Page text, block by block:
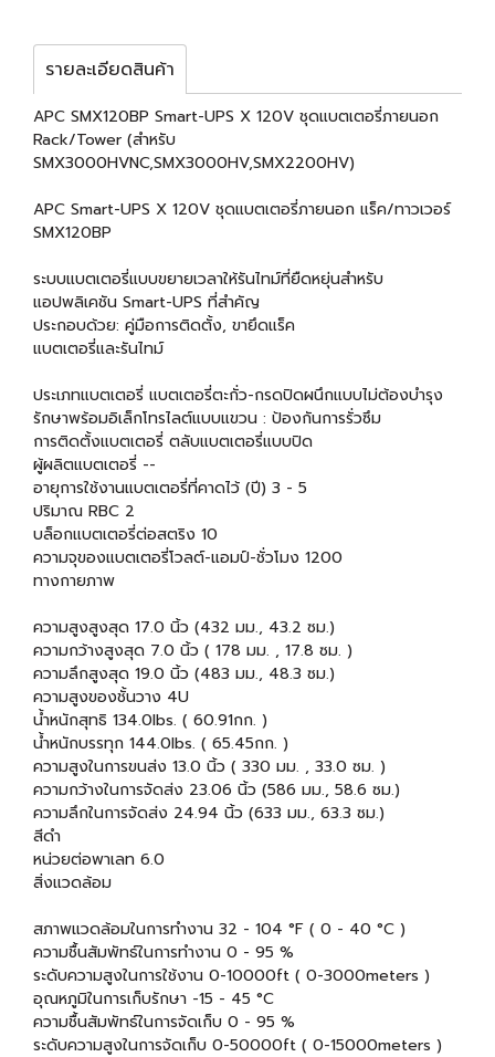
รายละเอียดสินค้า
APC SMX120BP Smart-UPS X 120V ชุดแบตเตอรี่ภายนอก
Rack/Tower (สำหรับ
SMX3000HVNC,SMX3000HV,SMX2200HV)
APC Smart-UPS X 120V ชุดแบตเตอรี่ภายนอก แร็ค/ทาวเวอร์
SMX120BP
ระบบแบตเตอรี่แบบขยายเวลาให้รันไทม์ที่ยืดหยุ่นสำหรับ
แอปพลิเคชัน Smart-UPS ที่สำคัญ
ประกอบด้วย: คู่มือการติดตั้ง, ขายึดแร็ค
แบตเตอรี่และรันไทม์
ประเภทแบตเตอรี่ แบตเตอรี่ตะกั่ว-กรดปิดผนึกแบบไม่ต้องบำรุง
รักษาพร้อมอิเล็กโทรไลต์แบบแขวน : ป้องกันการรั่วซึม
การติดตั้งแบตเตอรี่ ตลับแบตเตอรี่แบบปิด
ผู้ผลิตแบตเตอรี่ --
อายุการใช้งานแบตเตอรี่ที่คาดไว้ (ปี) 3 - 5
ปริมาณ RBC 2
บล็อกแบตเตอรี่ต่อสตริง 10
ความจุของแบตเตอรี่โวลต์-แอมป์-ชั่วโมง 1200
ทางกายภาพ
ความสูงสูงสุด 17.0 นิ้ว (432 มม., 43.2 ซม.)
ความกว้างสูงสุด 7.0 นิ้ว ( 178 มม. , 17.8 ซม. )
ความลึกสูงสุด 19.0 นิ้ว (483 มม., 48.3 ซม.)
ความสูงของชั้นวาง 4U
น้ำหนักสุทธิ 134.0lbs. ( 60.91กก. )
น้ำหนักบรรทุก 144.0lbs. ( 65.45กก. )
ความสูงในการขนส่ง 13.0 นิ้ว ( 330 มม. , 33.0 ซม. )
ความกว้างในการจัดส่ง 23.06 นิ้ว (586 มม., 58.6 ซม.)
ความลึกในการจัดส่ง 24.94 นิ้ว (633 มม., 63.3 ซม.)
สีดำ
หน่วยต่อพาเลท 6.0
สิ่งแวดล้อม
สภาพแวดล้อมในการทำงาน 32 - 104 °F ( 0 - 40 °C )
ความชื้นสัมพัทธ์ในการทำงาน 0 - 95 %
ระดับความสูงในการใช้งาน 0-10000ft ( 0-3000meters )
อุณหภูมิในการเก็บรักษา -15 - 45 °C
ความชื้นสัมพัทธ์ในการจัดเก็บ 0 - 95 %
ระดับความสูงในการจัดเก็บ 0-50000ft ( 0-15000meters )